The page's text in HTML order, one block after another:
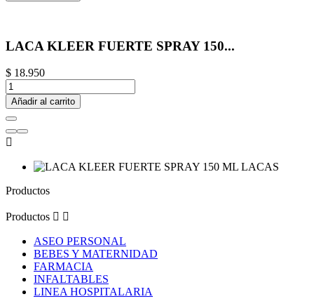
LACA KLEER FUERTE SPRAY 150...
$ 18.950
Añadir al carrito

Productos
Productos  
ASEO PERSONAL
BEBES Y MATERNIDAD
FARMACIA
INFALTABLES
LINEA HOSPITALARIA